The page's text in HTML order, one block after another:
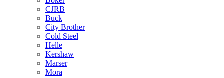
CJRB
Buck
City Brother
Cold Steel
Helle
Kershaw
Marser
Mora